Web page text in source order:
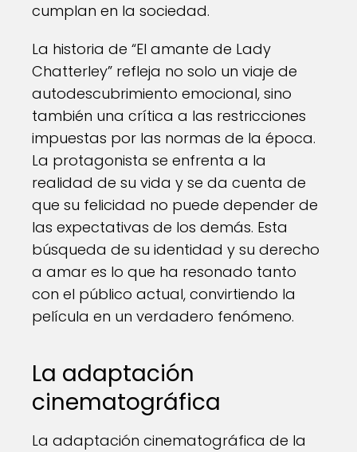
cumplan en la sociedad.
La historia de “El amante de Lady
Chatterley” refleja no solo un viaje de
autodescubrimiento emocional, sino
también una crítica a las restricciones
impuestas por las normas de la época.
La protagonista se enfrenta a la
realidad de su vida y se da cuenta de
que su felicidad no puede depender de
las expectativas de los demás. Esta
búsqueda de su identidad y su derecho
a amar es lo que ha resonado tanto
con el público actual, convirtiendo la
película en un verdadero fenómeno.
La adaptación
cinematográfica
La adaptación cinematográfica de la